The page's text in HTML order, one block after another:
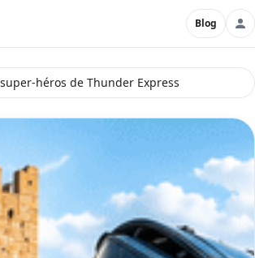
Blog
héros de Thunder Express